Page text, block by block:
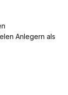
Anlegern als